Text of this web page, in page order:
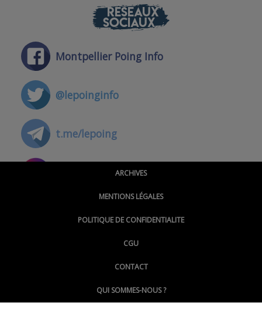
RÉSEAUX
SOCIAUX
Montpellier Poing Info
@lepoinginfo
t.me/lepoing
@montpellierpoinginfo
@LePoingMontpellier
ARCHIVES
MENTIONS LÉGALES
POLITIQUE DE CONFIDENTIALITE
CGU
CONTACT
QUI SOMMES-NOUS ?